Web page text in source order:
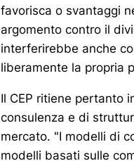
favorisca o svantaggi
argomento contro il
interferirebbe anche
liberamente la propria
Il CEP ritiene pertanto
consulenza e di
mercato. "I modelli di
modelli basati sulle